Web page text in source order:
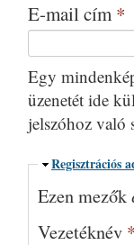
E-mail cím *
Egy
üzenetét ide
jelszóhoz való
Elrejtés
Regisztrációs
Ezen mezők
Vezetéknév *